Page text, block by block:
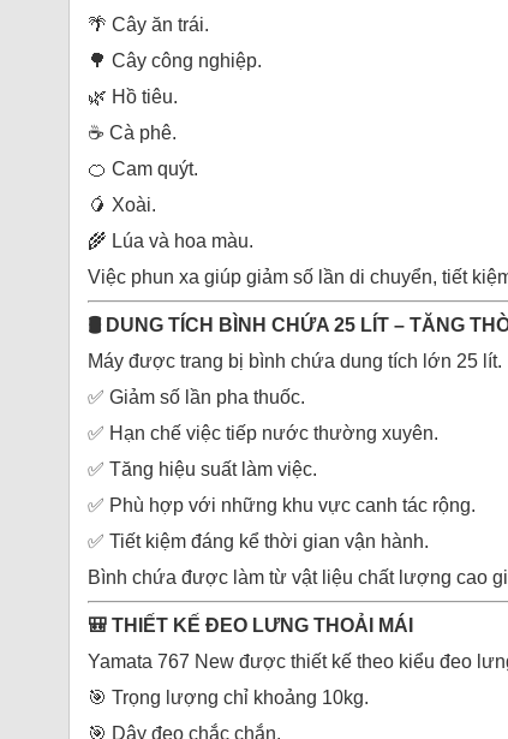
🌴 Cây ăn trái.
🌳 Cây công nghiệp.
🌿 Hồ tiêu.
☕ Cà phê.
🍊 Cam quýt.
🥭 Xoài.
🌾 Lúa và hoa màu.
Việc phun xa giúp giảm số lần di chuyển, tiết
🛢️ DUNG TÍCH BÌNH CHỨA 25 LÍT – TĂNG
Máy được trang bị bình chứa dung tích lớn 25 lít.
✅ Giảm số lần pha thuốc.
✅ Hạn chế việc tiếp nước thường xuyên.
✅ Tăng hiệu suất làm việc.
✅ Phù hợp với những khu vực canh tác rộng.
✅ Tiết kiệm đáng kể thời gian vận hành.
Bình chứa được làm từ vật liệu chất lượng cao
🎒 THIẾT KẾ ĐEO LƯNG THOẢI MÁI
Yamata 767 New được thiết kế theo kiểu đeo
🎯 Trọng lượng chỉ khoảng 10kg.
🎯 Dây đeo chắc chắn.